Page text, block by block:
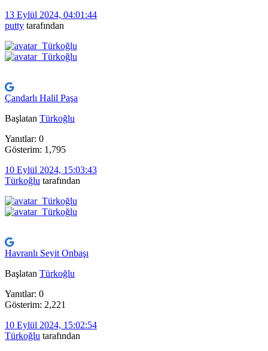
13 Eylül 2024, 04:01:44
putty tarafından
Çandarlı Halil Paşa
Başlatan Türkoğlu
Yanıtlar: 0
Gösterim: 1,795
10 Eylül 2024, 15:03:43
Türkoğlu tarafından
Havranlı Seyit Onbaşı
Başlatan Türkoğlu
Yanıtlar: 0
Gösterim: 2,221
10 Eylül 2024, 15:02:54
Türkoğlu tarafından